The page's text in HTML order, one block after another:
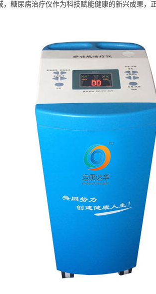
，糖尿病治疗仪作为科技赋能健康的新兴成果，